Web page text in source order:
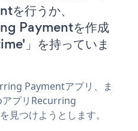
行うか、
Paymentを作成
」を持っていま
Paymentアプリ、ま
プリRecurring
つけようとします。